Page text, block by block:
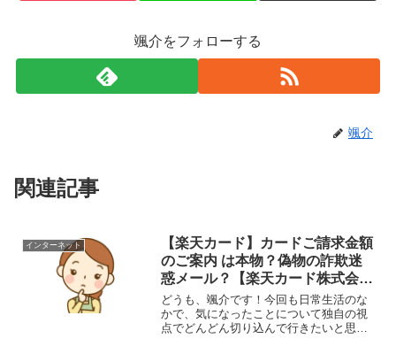
颯介をフォローする
颯介
関連記事
インターネット
【楽天カード】カードご請求金額
のご案内 は本物？偽物の詐欺迷
惑メール？【楽天カード株式会
社
どうも、颯介です！今回も日常生活のな
かで、気になったことについて独自の視
点でどんどん切り込んで行きたいと思い